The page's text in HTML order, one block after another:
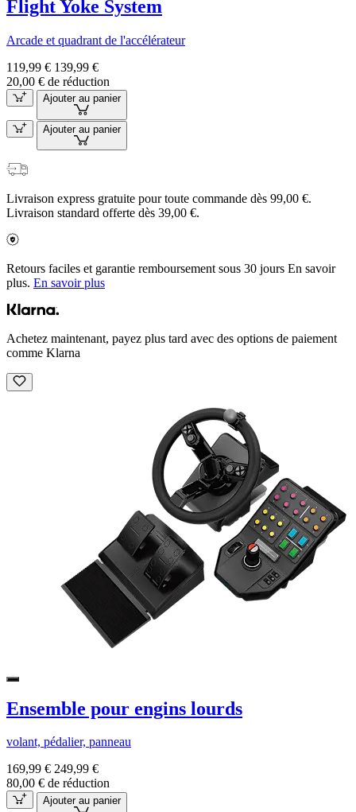
Flight Yoke System
Arcade et quadrant de l'accélérateur
119,99 € 139,99 €
20,00 € de réduction
Ajouter au panier
Ajouter au panier
Livraison express gratuite pour toute commande dès 99,00 €.
Livraison standard offerte dès 39,00 €.
Retours faciles et garantie remboursement sous 30 jours En savoir
plus. En savoir plus
Achetez maintenant, payez plus tard avec des options de paiement
comme Klarna
Ensemble pour engins lourds
volant, pédalier, panneau
169,99 € 249,99 €
80,00 € de réduction
Ajouter au panier